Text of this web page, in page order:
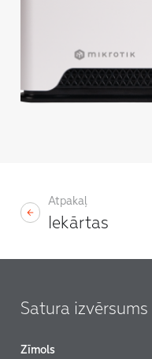
Atpakaļ
Iekārtas
Satura izvērsums
Zīmols